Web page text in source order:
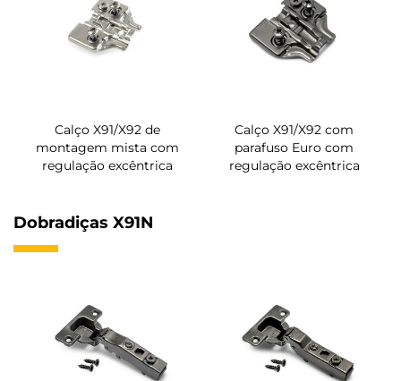
Calço X91/X92 de
montagem mista com
regulação excêntrica
Calço X91/X92 com
parafuso Euro com
regulação excêntrica
Dobradiças X91N